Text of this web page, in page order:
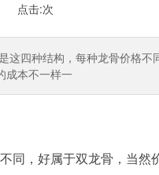
点击:次
这四种结构，每种龙骨价格
成本不一样一
，好属于双龙骨，当然